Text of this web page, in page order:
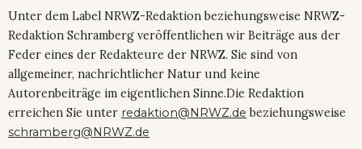
Unter dem Label NRWZ-Redaktion beziehungsweise NRWZ-
Redaktion Schramberg veröffentlichen wir Beiträge aus der
Feder eines der Redakteure der NRWZ. Sie sind von
allgemeiner, nachrichtlicher Natur und keine
Autorenbeiträge im eigentlichen Sinne.Die Redaktion
erreichen Sie unter redaktion@NRWZ.de beziehungsweise
schramberg@NRWZ.de